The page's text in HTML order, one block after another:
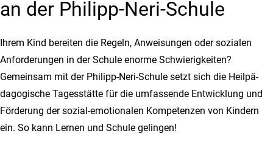
an der Philipp-Neri-Schule
Ihrem Kind bereiten die Regeln, Anweisungen oder sozialen
Anforderungen in der Schule enorme Schwierigkeiten?
Gemeinsam mit der Philipp-Neri-Schule setzt sich die Heilpä­
dago­gische Tagesstätte für die umfassende Entwicklung und
Förderung der sozial-emotionalen Kompetenzen von Kindern
ein. So kann Lernen und Schule gelingen!